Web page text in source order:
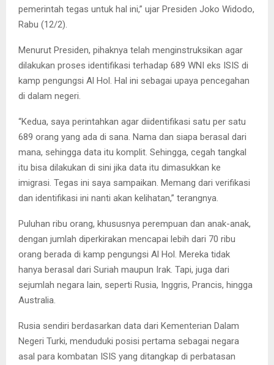
pemerintah tegas untuk hal ini,” ujar Presiden Joko Widodo,
Rabu (12/2).
Menurut Presiden, pihaknya telah menginstruksikan agar
dilakukan proses identifikasi terhadap 689 WNI eks ISIS di
kamp pengungsi Al Hol. Hal ini sebagai upaya pencegahan
di dalam negeri.
“Kedua, saya perintahkan agar diidentifikasi satu per satu
689 orang yang ada di sana. Nama dan siapa berasal dari
mana, sehingga data itu komplit. Sehingga, cegah tangkal
itu bisa dilakukan di sini jika data itu dimasukkan ke
imigrasi. Tegas ini saya sampaikan. Memang dari verifikasi
dan identifikasi ini nanti akan kelihatan,” terangnya.
Puluhan ribu orang, khususnya perempuan dan anak-anak,
dengan jumlah diperkirakan mencapai lebih dari 70 ribu
orang berada di kamp pengungsi Al Hol. Mereka tidak
hanya berasal dari Suriah maupun Irak. Tapi, juga dari
sejumlah negara lain, seperti Rusia, Inggris, Prancis, hingga
Australia.
Rusia sendiri berdasarkan data dari Kementerian Dalam
Negeri Turki, menduduki posisi pertama sebagai negara
asal para kombatan ISIS yang ditangkap di perbatasan